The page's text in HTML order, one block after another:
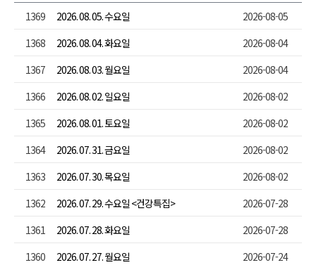
1369
2026. 08. 05. 수요일
2026-08-05
1368
2026. 08. 04. 화요일
2026-08-04
1367
2026. 08. 03. 월요일
2026-08-04
1366
2026. 08. 02. 일요일
2026-08-02
1365
2026. 08. 01. 토요일
2026-08-02
1364
2026. 07. 31. 금요일
2026-08-02
1363
2026. 07. 30. 목요일
2026-08-02
1362
2026. 07. 29. 수요일 <건강특집>
2026-07-28
1361
2026. 07. 28. 화요일
2026-07-28
1360
2026. 07. 27. 월요일 2026-07-24